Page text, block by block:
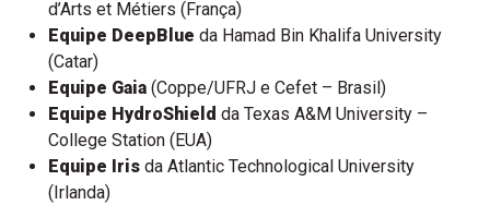
d’Arts et Métiers (França)
Equipe DeepBlue da Hamad Bin Khalifa University
(Catar)
Equipe Gaia (Coppe/UFRJ e Cefet – Brasil)
Equipe HydroShield da Texas A&M University –
College Station (EUA)
Equipe Iris da Atlantic Technological University
(Irlanda)